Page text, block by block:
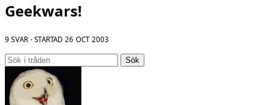
Geekwars!
9 SVAR · STARTAD 26 OCT 2003
Sök